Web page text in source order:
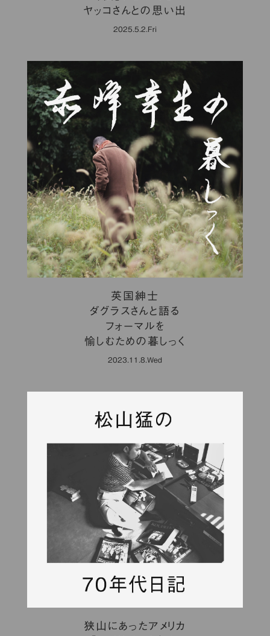
ヤッコさんとの思い出
2025.5.2.Fri
英国紳士
ダグラスさんと語る
フォーマルを
愉しむための暮しっく
2023.11.8.Wed
狭山にあったアメリカ